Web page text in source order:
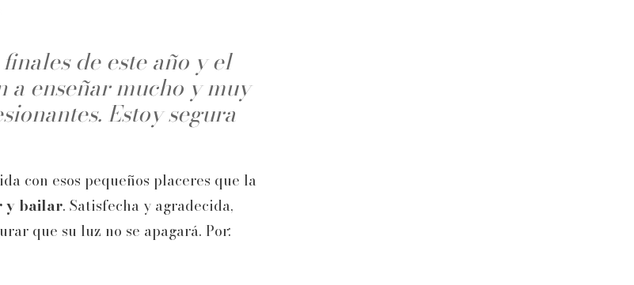
de este año y el
a enseñar mucho y muy
Estoy segura
con esos pequeños placeres que la
y bailar. Satisfecha y agradecida,
que su luz no se apagará. Por: